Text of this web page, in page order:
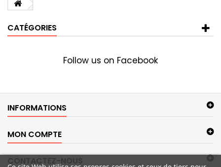
CATÉGORIES
Follow us on Facebook
INFORMATIONS
MON COMPTE
CONTACTEZ-NOUS